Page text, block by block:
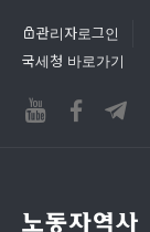
관리자로그인
국세청 바로가기